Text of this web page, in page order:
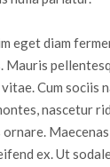
eget diam
Mauris
Cum sociis
nascetur
ex. Ut